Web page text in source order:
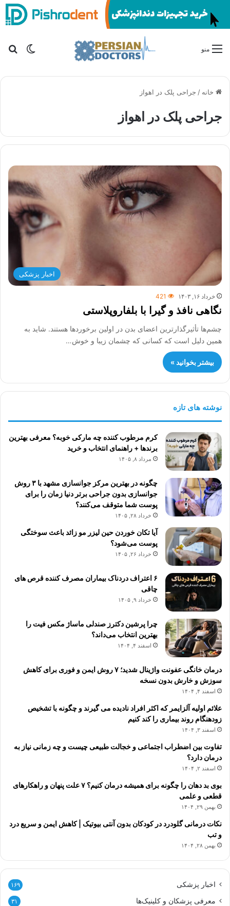
تغییر منو
خانه / جراحی پلک در اهواز
جراحی پلک در اهواز
اخبار پزشکی
خرداد ۱۶, ۱۴۰۳ 421
نگاهی نافذ و گیرا با بلفاروپلاستی
چشم‌ها تأثیرگذارترین اعضای بدن در اولین برخوردها هستند. شاید به
همین دلیل است که کسانی که چشمان زیبا و خوش…
بیشتر بخوانید »
نوشته های تازه
کرم مرطوب کننده چه مارکی خوبه؟ معرفی بهترین
برندها + راهنمای انتخاب و خرید
مرداد ۸, ۱۴۰۵
چگونه در بهترین مرکز جوانسازی مشهد با ۳ روش
جوانسازی بدون جراحی برتر دنیا زمان را برای
پوست شما متوقف می‌کنند؟
خرداد ۲۸, ۱۴۰۵
آیا تکان خوردن حین لیزر مو زائد باعث سوختگی
پوست می‌شود؟
خرداد ۲۶, ۱۴۰۵
۶ اعتراف دردناک بیماران مصرف کننده قرص های
چاقی
خرداد ۹, ۱۴۰۵
چرا پرشین دکترز صندلی ماساژ مکس فیت را
بهترین انتخاب می‌داند؟
اسفند ۴, ۱۴۰۴
درمان خانگی عفونت واژینال شدید؛ ۷ روش ایمن و فوری برای کاهش
سوزش و خارش بدون نسخه
اسفند ۴, ۱۴۰۴
علائم اولیه آلزایمر که اکثر افراد نادیده می گیرند و چگونه با تشخیص
زودهنگام روند بیماری را کند کنیم
اسفند ۳, ۱۴۰۴
تفاوت بین اضطراب اجتماعی و خجالت طبیعی چیست و چه زمانی نیاز به
درمان دارد؟
اسفند ۲, ۱۴۰۴
بوی بد دهان را چگونه برای همیشه درمان کنیم؟ ۷ علت پنهان و راهکارهای
قطعی و علمی
بهمن ۲۹, ۱۴۰۴
نکات درمانی گلودرد در کودکان بدون آنتی بیوتیک | کاهش ایمن و سریع درد
و تب
بهمن ۲۸, ۱۴۰۴
اخبار پزشکی ۱۶۹
معرفی پزشکان و کلینیک‌ها ۳۱